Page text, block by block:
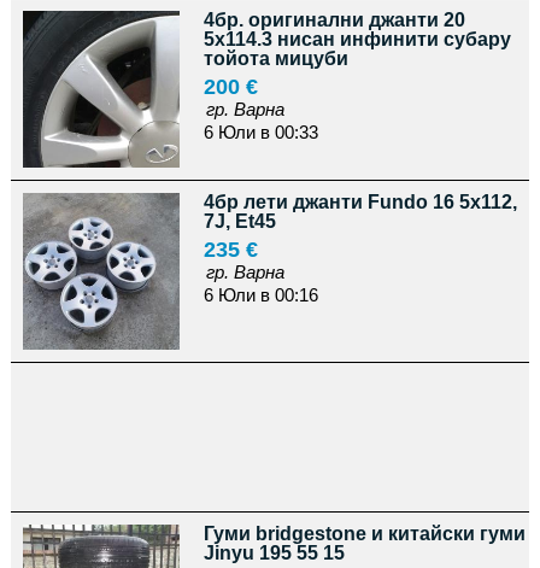
4бр. оригинални джанти 20
5x114.3 нисан инфинити субару
тойота мицуби
200 €
гр. Варна
6 Юли в 00:33
4бр лети джанти Fundo 16 5x112,
7J, Et45
235 €
гр. Варна
6 Юли в 00:16
Гуми bridgestone и китайски гуми
Jinyu 195 55 15